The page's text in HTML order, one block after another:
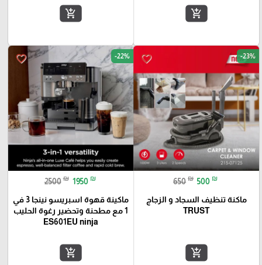
add_shopping_cart
add_shopping_cart
favorite_border -23%
650 ₪ 500 ₪
ماكنة تنظيف السجاد و الزجاج
TRUST
add_shopping_cart
favorite_border -22%
2500 ₪ 1950 ₪
ماكينة قهوة اسبريسو نينجا 3 في
1 مع مطحنة وتحضير رغوة الحليب
ES601EU ninja
add_shopping_cart